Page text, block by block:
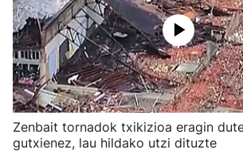
Zenbait tornadok txikizioa eragin
gutxienez, lau hildako utzi dituzte